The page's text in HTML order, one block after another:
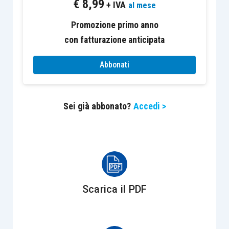
propria idea, come quando il lettore di un
romanzo giallo è invitato a gareggiare con il
detective e arrivare per proprio conto a una
L’incanto del pesce luna
Bollati Boringhieri
€ 8,99 + IVA al mese
Promozione primo anno
con fatturazione anticipata
Abbonati
Sei già abbonato? Accedi >
Scarica il PDF